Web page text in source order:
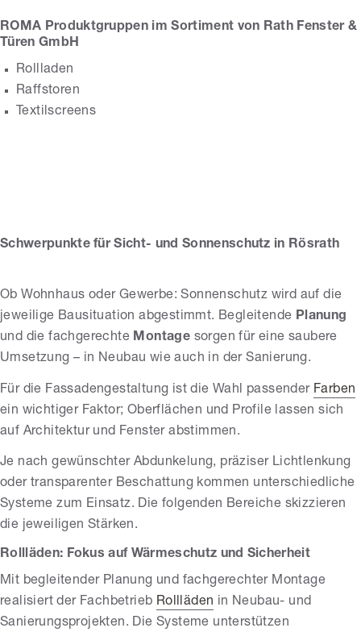
ROMA Produktgruppen im Sortiment von Rath Fenster &
Türen GmbH
Rollladen
Raffstoren
Textilscreens
Schwerpunkte für Sicht- und Sonnenschutz in Rösrath
Ob Wohnhaus oder Gewerbe: Sonnenschutz wird auf die
jeweilige Bausituation abgestimmt. Begleitende Planung
und die fachgerechte Montage sorgen für eine saubere
Umsetzung – in Neubau wie auch in der Sanierung.
Für die Fassadengestaltung ist die Wahl passender Farben
ein wichtiger Faktor; Oberflächen und Profile lassen sich
auf Architektur und Fenster abstimmen.
Je nach gewünschter Abdunkelung, präziser Lichtlenkung
oder transparenter Beschattung kommen unterschiedliche
Systeme zum Einsatz. Die folgenden Bereiche skizzieren
die jeweiligen Stärken.
Rollläden: Fokus auf Wärmeschutz und Sicherheit
Mit begleitender Planung und fachgerechter Montage
realisiert der Fachbetrieb Rollläden in Neubau- und
Sanierungsprojekten. Die Systeme unterstützen